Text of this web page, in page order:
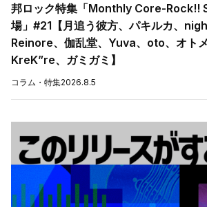
邦ロック特集「Monthly Core-Rock!!
場」#21【月追う彼方、パキルカ、
Reinore、伽乱堂、Yuva、oto、オトメ
KreK”re、ガミガミ】
コラム・特集2026.8.5